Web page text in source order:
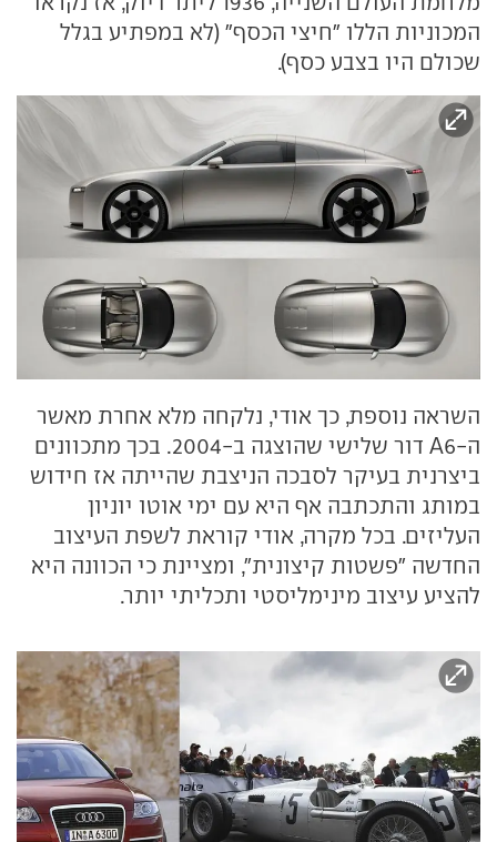
המכוניות הללו "חיצי הכסף" (לא במפתיע בגלל
שכולם היו בצבע כסף).
השראה נוספת, כך אודי, נלקחה מלא אחרת מאשר
ה-A6 דור שלישי שהוצגה ב-2004. בכך מתכוונים
ביצרנית בעיקר לסבכה הניצבת שהייתה אז חידוש
במותג והתכתבה אף היא עם ימי אוטו יוניון
העליזים. בכל מקרה, אודי קוראת לשפת העיצוב
החדשה "פשטות קיצונית", ומציינת כי הכוונה היא
להציע עיצוב מינימליסטי ותכליתי יותר.